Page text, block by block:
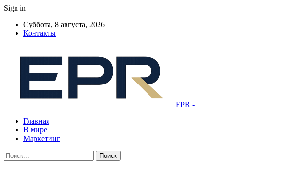
Sign in
Суббота, 8 августа, 2026
Контакты
EPR -
Главная
В мире
Маркетинг